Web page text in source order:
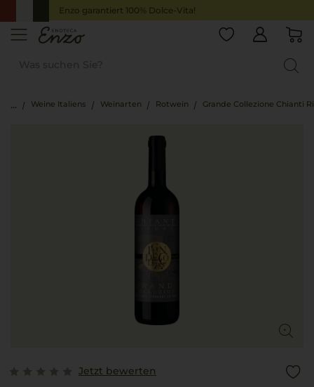
Enzo garantiert 100% Dolce-Vita!
Weine Italiens Weinarten Rotwein Grande Collezione Chianti
Jetzt bewerten